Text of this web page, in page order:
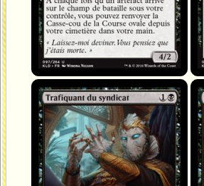
Trafiquant du syndicat